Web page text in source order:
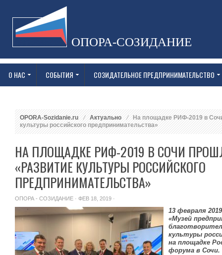
ОПОРА-СОЗИДАНИЕ
О НАС СОБЫТИЯ СОЗИДАТЕЛЬНОЕ ПРЕДПРИНИМАТЕЛЬСТВО
OPORA-Sozidanie.ru Актуально
На площадке РИФ-2019 в
культуры российского предпринимательства»
НА ПЛОЩАДКЕ РИФ-2019 В СОЧИ
«РАЗВИТИЕ КУЛЬТУРЫ РОССИЙСКОГО
ПРЕДПРИНИМАТЕЛЬСТВА»
ОПОРА - СОЗИДАНИЕ · ФЕВ 18, 2019 ·
13 февраля
«Музей
культуры
на площадке
форума в Сочи.